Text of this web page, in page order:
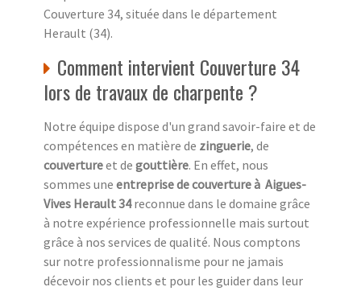
Couverture 34, située dans le département
Herault (34).
Comment intervient Couverture 34
lors de travaux de charpente ?
Notre équipe dispose d'un grand savoir-faire et de
compétences en matière de zinguerie, de
couvertureet de gouttière. En effet, nous
sommes une entreprise de couverture à Aigues-
Vives Herault 34reconnue dans le domaine grâce
à notre expérience professionnelle mais surtout
grâce à nos services de qualité. Nous comptons
sur notre professionnalisme pour ne jamais
décevoir nos clients et pour les guider dans leur